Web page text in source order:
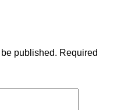
published. Required